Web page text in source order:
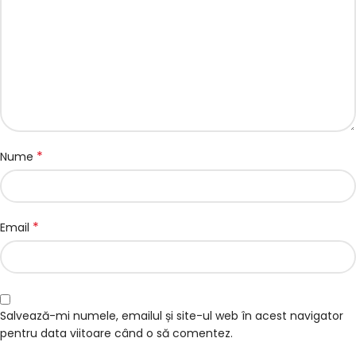
Nume *
Email *
Salvează-mi numele, emailul și site-ul web în acest navigator
pentru data viitoare când o să comentez.